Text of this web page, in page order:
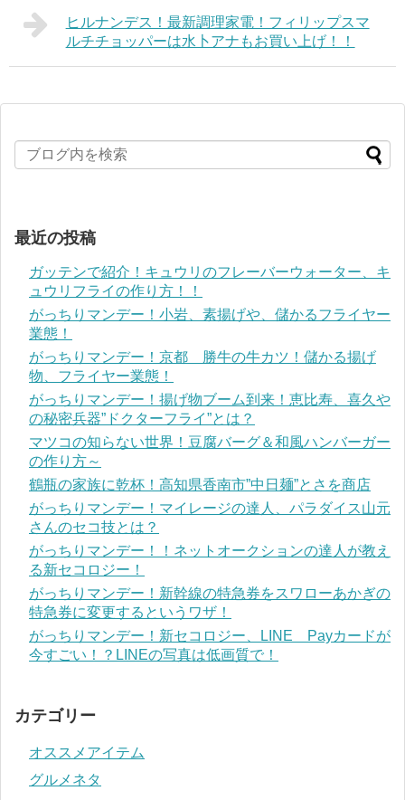
ヒルナンデス！最新調理家電！フィリップスマ
ルチチョッパーは水卜アナもお買い上げ！！
最近の投稿
ガッテンで紹介！キュウリのフレーバーウォーター、キ
ュウリフライの作り方！！
がっちりマンデー！小岩、素揚げや、儲かるフライヤー
業態！
がっちりマンデー！京都 勝牛の牛カツ！儲かる揚げ
物、フライヤー業態！
がっちりマンデー！揚げ物ブーム到来！恵比寿、喜久や
の秘密兵器”ドクターフライ”とは？
マツコの知らない世界！豆腐バーグ＆和風ハンバーガー
の作り方～
鶴瓶の家族に乾杯！高知県香南市”中日麺”とさを商店
がっちりマンデー！マイレージの達人、パラダイス山元
さんのセコ技とは？
がっちりマンデー！！ネットオークションの達人が教え
る新セコロジー！
がっちりマンデー！新幹線の特急券をスワローあかぎの
特急券に変更するというワザ！
がっちりマンデー！新セコロジー、LINE Payカードが
今すごい！？LINEの写真は低画質で！
カテゴリー
オススメアイテム
グルメネタ